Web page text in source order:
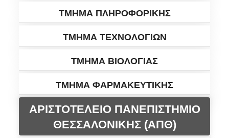
ΤΜΗΜΑ ΠΛΗΡΟΦΟΡΙΚΗΣ
ΤΜΗΜΑ ΤΕΧΝΟΛΟΓΙΩΝ
ΤΜΗΜΑ ΒΙΟΛΟΓΙΑΣ
ΤΜΗΜΑ ΦΑΡΜΑΚΕΥΤΙΚΗΣ
ΑΡΙΣΤΟΤΕΛΕΙΟ ΠΑΝΕΠΙΣΤΗΜΙΟ
ΘΕΣΣΑΛΟΝΙΚΗΣ (ΑΠΘ)